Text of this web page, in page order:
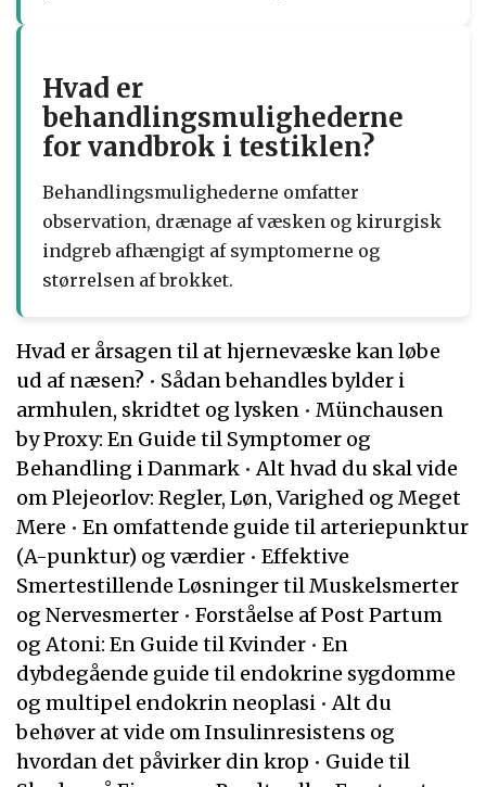
Hvad er
behandlingsmulighederne
for vandbrok i testiklen?
Behandlingsmulighederne omfatter
observation, drænage af væsken og kirurgisk
indgreb afhængigt af symptomerne og
størrelsen af brokket.
Hvad er årsagen til at hjernevæske kan løbe
ud af næsen? • Sådan behandles bylder i
armhulen, skridtet og lysken • Münchausen
by Proxy: En Guide til Symptomer og
Behandling i Danmark •Alt hvad du skal vide
om Plejeorlov: Regler, Løn, Varighed og Meget
Mere • En omfattende guide til arteriepunktur
(A-punktur) og værdier • Effektive
Smertestillende Løsninger til Muskelsmerter
og Nervesmerter • Forståelse af Post Partum
og Atoni: En Guide til Kvinder • En
dybdegående guide til endokrine sygdomme
og multipel endokrin neoplasi •Alt du
behøver at vide om Insulinresistens og
hvordan det påvirker din krop • Guide til